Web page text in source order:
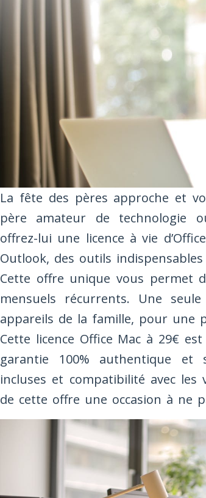
La fête des pères approche et
père amateur de technologie
offrez-lui une licence à vie
Outlook, des outils
Cette offre unique vous permet
mensuels récurrents. Une
appareils de la famille, pour une
Cette licence Office Mac à 29€
garantie 100% authentique et
incluses et compatibilité avec les
de cette offre une occasion à ne